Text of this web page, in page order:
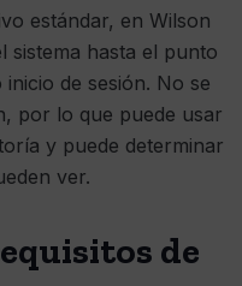
estándar, en Wilson
sistema hasta el punto
de sesión. No se
por lo que puede usar
y puede determinar
ver.
de